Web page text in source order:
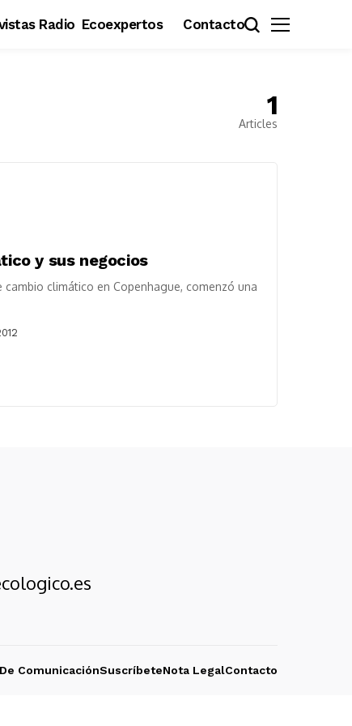
Radio Ecoexpertos Contacto
1
Articles
y sus negocios
climático en Copenhague, comenzó una
ComunicaciónSuscríbeteNota LegalContacto